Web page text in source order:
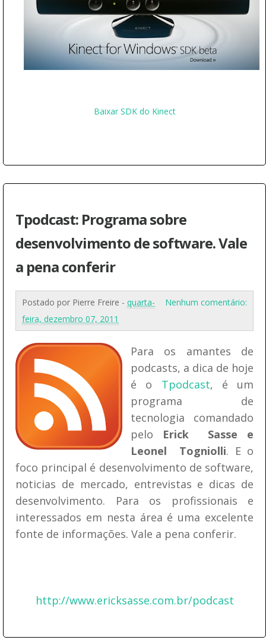
Baixar SDK do Kinect
Tpodcast: Programa sobre
desenvolvimento de software. Vale
a pena conferir
Nenhum comentário:
Postado por Pierre Freire - quarta-
feira, dezembro 07, 2011
Para os amantes de
podcasts, a dica de hoje
é o Tpodcast, é um
programa de
tecnologia comandado
pelo Erick Sasse e
Leonel Togniolli. E o
foco principal é desenvolvimento de software,
noticias de mercado, entrevistas e dicas de
desenvolvimento. Para os profissionais e
interessados em nesta área é uma excelente
fonte de informações. Vale a pena conferir.
http://www.ericksasse.com.br/podcast